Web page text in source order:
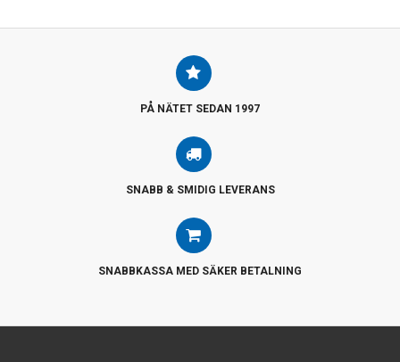
PÅ NÄTET SEDAN 1997
SNABB & SMIDIG LEVERANS
SNABBKASSA MED SÄKER BETALNING